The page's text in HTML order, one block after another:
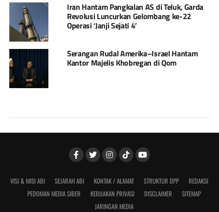
Iran Hantam Pangkalan AS di Teluk, Garda
Revolusi Luncurkan Gelombang ke-22
Operasi ‘Janji Sejati 4’
Serangan Rudal Amerika–Israel Hantam
Kantor Majelis Khobregan di Qom
VISI & MISI ABI SEJARAH ABI KONTAK / ALAMAT STRUKTUR DPP
REDAKSI
PEDOMAN MEDIA SIBER
KEBIJAKAN PRIVASI DISCLAIMER
SITEMAP
JARINGAN MEDIA